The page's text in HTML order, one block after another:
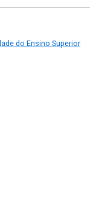
do Ensino Superior